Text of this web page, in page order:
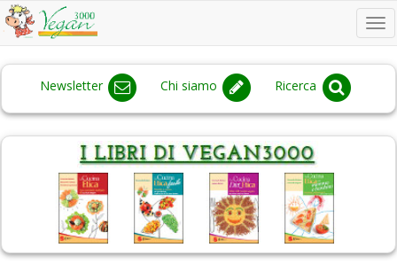
Newsletter Chi siamo Ricerca